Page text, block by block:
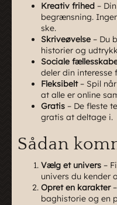
Kreativ frihed –
begrænsning.
ske.
Skriveøvelse – Du
historier og
Sociale
deler din
Fleksibelt– Spil
at alle er online
Gratis – De fleste
gratis at deltage i.
Sådan
Vælg et univers –
univers du kender
Opret en karakter
baghistorie og en